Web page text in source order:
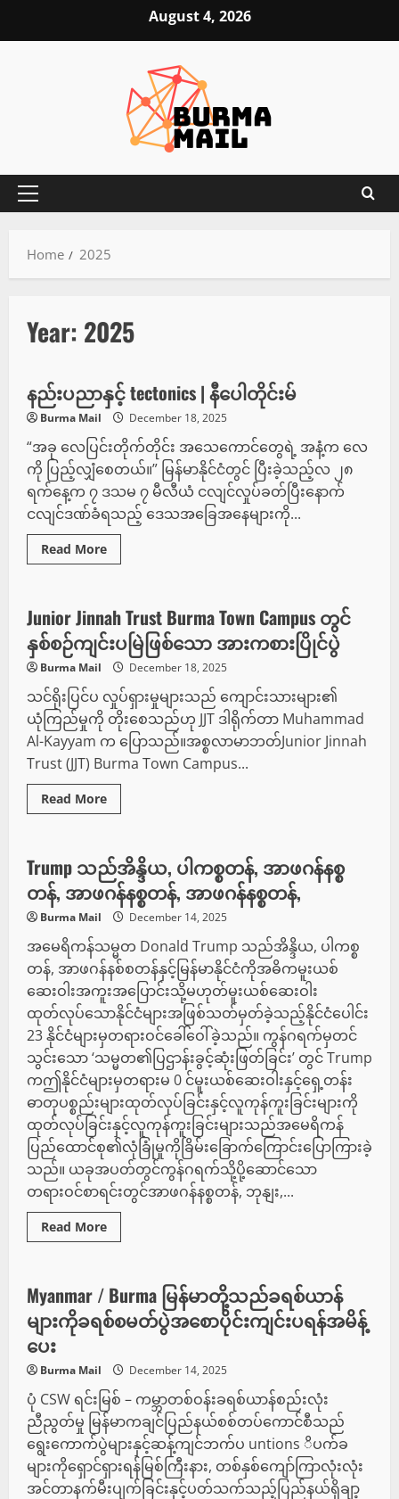
August 4, 2026
Primary
Home
2025
Year: 2025
နည်းပညာ
နည်းပညာနှင့် tectonics | နီပေါတိုင်းမ်
Burma Mail December 18, 2025
“အခု လေပြင်းတိုက်တိုင်း အသေကောင်တွေရဲ့ အနံ့က လေ
ကို ပြည့်လျှံစေတယ်။” မြန်မာနိုင်ငံတွင် ပြီးခဲ့သည့်လ ၂၈
ရက်နေ့က ၇ ဒသမ ၇ မီလီယံ ငလျင်လှုပ်ခတ်ပြီးနောက်
ငလျင်ဒဏ်ခံရသည့် ဒေသအခြေအနေများကို...
Read MoreRead
more
နှင့်
tectonics
|
နီ
ပေါ
တို
မ်
အားကစား
Junior Jinnah Trust Burma Town Campus တွင်
နှစ်စဉ်ကျင်းပမြဲဖြစ်သော အားကစားပြိုင်ပွဲ
Burma Mail December 18, 2025
သင်ရိုးပြင်ပ လှုပ်ရှားမှုများသည် ကျောင်းသားများ၏
ယုံကြည်မှုကို တိုးစေသည်ဟု JJT ဒါရိုက်တာ Muhammad
Al-Kayyam က ပြောသည်။အစ္စလာမာဘတ်Junior Jinnah
Trust (JJT) Burma Town Campus...
Read MoreRead
more
Trust
Burma
Town
Campus
တွင်
နှစ်စဉ်
မြဲ
ဖြစ်
သော
အားကစား
ပြိုင်ပွဲ
စီးပွားရေး
Trump သည်အိန္ဒိယ, ပါကစ္စတန်, အာဖဂန်နစ္စ
တန်, အာဖဂန်နစ္စတန်, အာဖဂန်နစ္စတန်,
Burma Mail December 14, 2025
အမေရိကန်သမ္မတ Donald Trump သည်အိန္ဒိယ, ပါကစ္စ
တန်, အာဖဂန်နစ်စတန်နှင့်မြန်မာနိုင်ငံကိုအဓိကမူးယစ်
ဆေးဝါးအကူးအပြောင်းသို့မဟုတ်မူးယစ်ဆေးဝါး
ထုတ်လုပ်သောနိုင်ငံများအဖြစ်သတ်မှတ်ခဲ့သည့်နိုင်ငံပေါင်း
23 နိုင်ငံများမှတရားဝင်ခေါ်ဝေါ်ခဲ့သည်။ ကွန်ဂရက်မှတင်
သွင်းသော ‘သမ္မတ၏ပြဌာန်းခွင့်ဆုံးဖြတ်ခြင်း’ တွင် Trump
ကဤနိုင်ငံများမှတရားမ 0 င်မူးယစ်ဆေးဝါးနှင့်ရှေ့တန်း
ဓာတုပစ္စည်းများထုတ်လုပ်ခြင်းနှင့်လူကုန်ကူးခြင်းများကို
ထုတ်လုပ်ခြင်းနှင့်လူကုန်ကူးခြင်းများသည်အမေရိကန်
ပြည်ထောင်စု၏လုံခြုံမှုကိုခြိမ်းခြောက်ကြောင်းပြောကြားခဲ့
သည်။ ယခုအပတ်တွင်ကွန်ဂရက်သို့ပို့ဆောင်သော
တရားဝင်စာရင်းတွင်အာဖဂန်နစ္စတန်, ဘုနျး,...
Read MoreRead
more
အိန္ဒိယ,
ပါ
က
စ္
အာ
ဖ
ဂန်
န
စ္
စ
တန်,
အာ
ဖ
ဂန်
န
သတင်း
Myanmar / Burma မြန်မာတို့သည်ခရစ်ယာန်
များကိုခရစ်စမတ်ပွဲအစောပိုင်းကျင်းပရန်အမိန့်
ပေး
Burma Mail December 14, 2025
ပုံ CSW ရင်းမြစ် – ကမ္ဘာတစ်ဝန်းခရစ်ယာန်စည်းလုံး
ညီညွတ်မှု မြန်မာကချင်ပြည်နယ်စစ်တပ်ကောင်စီသည်
ရွေးကောက်ပွဲများနှင့်ဆန့်ကျင်ဘက်ပ untions ိပက်ခ
များကိုရှောင်ရှားရန်မြစ်ကြီးနား, တစ်နှစ်ကျော်ကြာလုံးလုံး
အင်တာနက်မီးပျက်ခြင်းနှင့်ပတ်သက်သည့်ပြည်နယ်ရှိချာ့